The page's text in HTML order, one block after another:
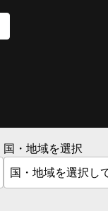
国・地域を選択